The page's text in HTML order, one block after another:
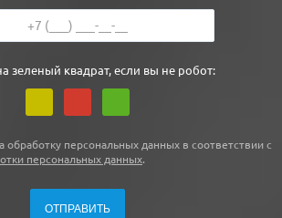
зеленый квадрат, если вы не робот:
обработку персональных данных в соответствии с
персональных данных.